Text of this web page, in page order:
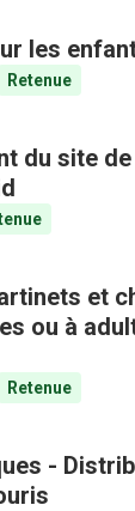
les
Retenue
du site
et
ou à
Retenue
-